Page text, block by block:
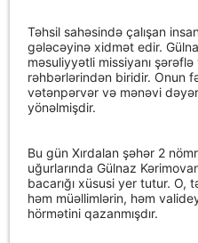
Təhsil sahəsində çalışan
gələcəyinə xidmət edir.
məsuliyyətli missiyanı
rəhbərlərindən biridir. Onun
vətənpərvər və mənəvi
yönəlmişdir.
Bu gün Xırdalan şəhər 2
uğurlarında Gülnaz
bacarığı xüsusi yer tutur. O,
həm müəllimlərin, həm
hörmətini qazanmışdır.